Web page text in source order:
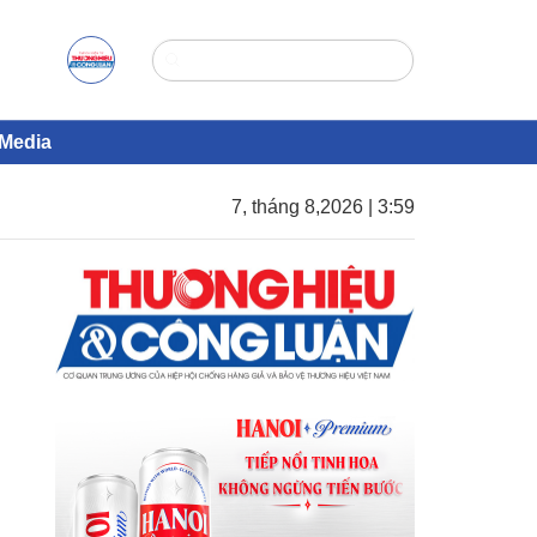
7, tháng 8,2026 | 3:59